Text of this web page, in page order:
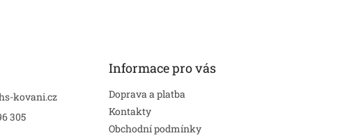
kovani.cz
305
Informace pro vás
Doprava a platba
Kontakty
Obchodní podmínky